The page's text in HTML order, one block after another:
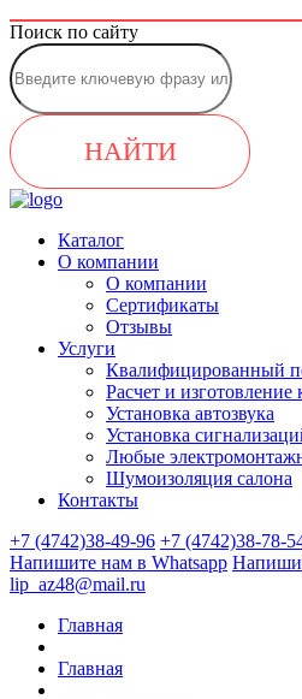
Поиск по сайту
НАЙТИ
Каталог
О компании
О компании
Сертификаты
Отзывы
Услуги
Квалифицированный
Расчет и изготовление
Установка автозвука
Установка
Любые
Шумоизоляция салона
Контакты
+7 (4742)38-49-96 +7 (4742)38-78-
Напишите нам в Whatsapp
lip_az48@mail.ru
Главная
Главная